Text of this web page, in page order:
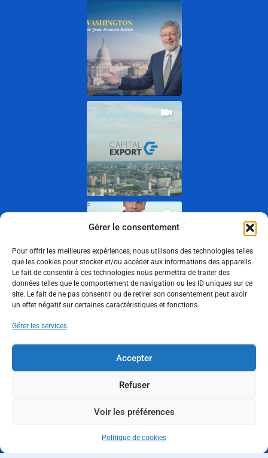
Gérer le consentement
Pour offrir les meilleures expériences, nous utilisons des technologies telles
que les cookies pour stocker et/ou accéder aux informations des appareils.
Le fait de consentir à ces technologies nous permettra de traiter des
données telles que le comportement de navigation ou les ID uniques sur ce
site. Le fait de ne pas consentir ou de retirer son consentement peut avoir
un effet négatif sur certaines caractéristiques et fonctions.
Gérer les services
Accepter
Refuser
Voir les préférences
Politique de cookies
Suivez-nous
Politique de cookies
Mentions légales